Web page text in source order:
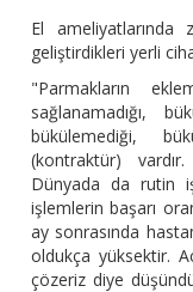
El ameliyatlarında
geliştirdikleri yerli
"Parmakların
sağlanamadığı,
bükülemediği,
(kontraktür)
Dünyada da rutin
işlemlerin başarı
ay sonrasında
oldukça yüksektir.
çözeriz diye